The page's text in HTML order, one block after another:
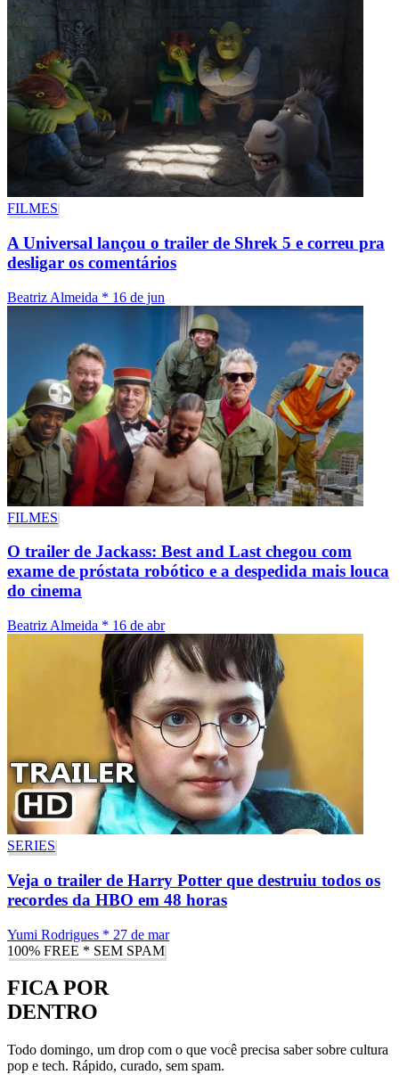
FILMES
A Universal lançou o trailer de Shrek 5 e correu pra
desligar os comentários
Beatriz Almeida * 16 de jun
FILMES
O trailer de Jackass: Best and Last chegou com
exame de próstata robótico e a despedida mais louca
do cinema
Beatriz Almeida * 16 de abr
SERIES
Veja o trailer de Harry Potter que destruiu todos os
recordes da HBO em 48 horas
Yumi Rodrigues * 27 de mar
100% FREE * SEM SPAM
FICA POR
DENTRO
Todo domingo, um drop com o que você precisa saber sobre cultura
pop e tech. Rápido, curado, sem spam.